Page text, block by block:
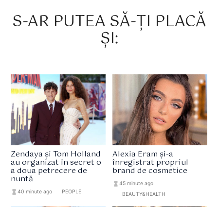
S-AR PUTEA SĂ-ȚI PLACĂ
ȘI:
Zendaya și Tom Holland
au organizat în secret o
a doua petrecere de
nuntă
hourglass_full40 minute ago PEOPLE
Alexia Eram și-a
înregistrat propriul
brand de cosmetice
hourglass_full 45 minute ago
BEAUTY&HEALTH